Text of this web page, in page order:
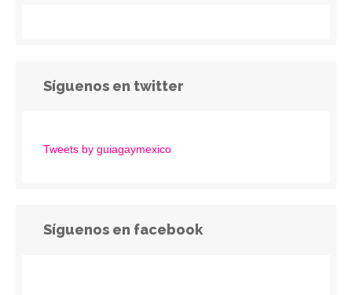
Síguenos en twitter
Tweets by guiagaymexico
Síguenos en facebook